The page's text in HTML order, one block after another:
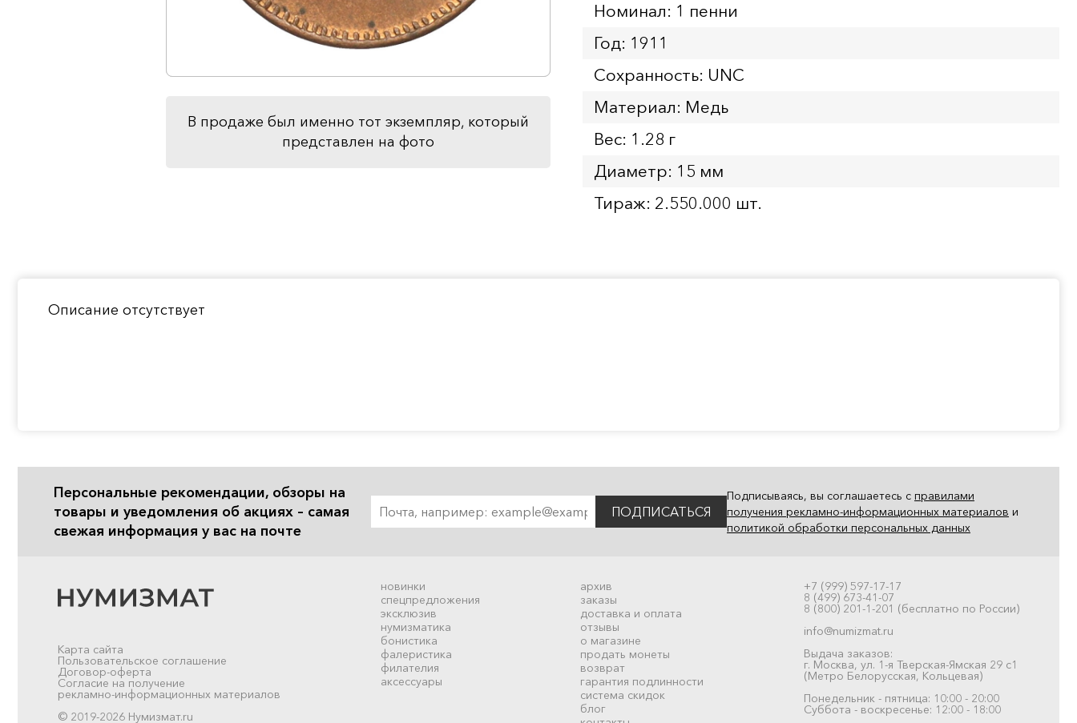
В продаже был именно тот экземпляр, который
представлен на фото
Номинал: 1 пенни
Год: 1911
Сохранность: UNC
Материал: Медь
Вес: 1.28 г
Диаметр: 15 мм
Тираж: 2.550.000 шт.
Описание отсутствует
Персональные рекомендации, обзоры на
товары и уведомления об акциях – самая
свежая информация у вас на почте
ПОДПИСАТЬСЯ
Подписываясь, вы соглашаетесь с правилами
получения рекламно-информационных материалов и
политикой обработки персональных данных
новинки
спецпредложения
эксклюзив
нумизматика
бонистика
фалеристика
филателия
аксессуары
архив
заказы
доставка и оплата
отзывы
о магазине
продать монеты
возврат
гарантия подлинности
система скидок
блог
+7 (999) 597-17-17
8 (499) 673-41-07
8 (800) 201-1-201 (бесплатно по России)
info@numizmat.ru
Выдача заказов:
г. Москва, ул. 1-я Тверская-Ямская 29 с1
(Метро Белорусская, Кольцевая)
Понедельник - пятница: 10:00 - 20:00
Суббота - воскресенье: 12:00 - 18:00
Карта сайта
Пользовательское соглашение
Договор-оферта
Согласие на получение
рекламно-информационных материалов
© 2019-2026 Нумизмат.ru